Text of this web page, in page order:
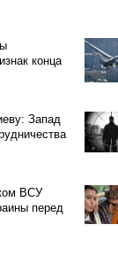
конца
Запад
ВСУ
перед